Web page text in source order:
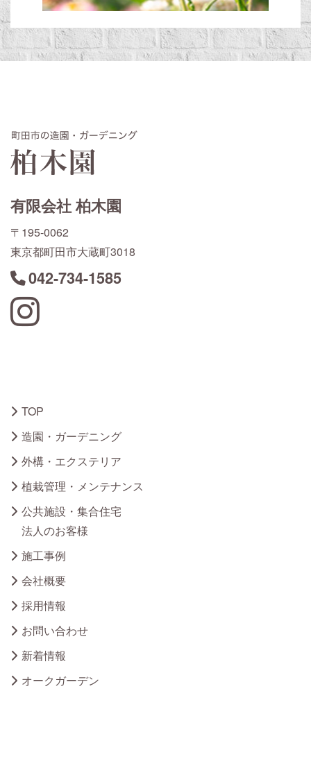
有限会社 柏木園
〒195-0062
東京都町田市大蔵町3018
042-734-1585
Instagram
TOP
造園・ガーデニング
外構・エクステリア
植栽管理・メンテナンス
公共施設・集合住宅
法人のお客様
施工事例
会社概要
採用情報
お問い合わせ
新着情報
オークガーデン